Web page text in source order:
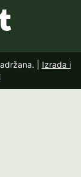
| Izrada i